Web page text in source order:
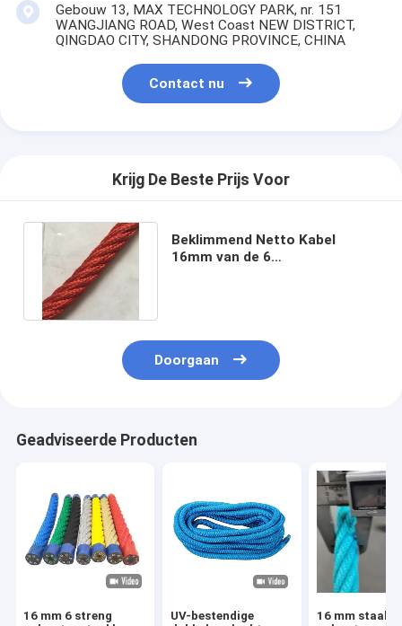
Gebouw 13, MAX TECHNOLOGY PARK, nr. 151
WANGJIANG ROAD, West Coast NEW DISTRICT,
QINGDAO CITY, SHANDONG PROVINCE, CHINA
Contact nu
Krijg De Beste Prijs Voor
Beklimmend Netto Kabel
16mm van de 6
Doorgaan
Geadviseerde Producten
16 mm 6 streng
UV-bestendige
16 mm staal